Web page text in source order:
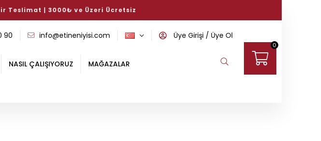
Bu haftanın iyilerini keşfedin!
90 info@etineniyisi.com Üye Girişi Üye Ol
0
NASIL ÇALIŞIYORUZ MAĞAZALAR